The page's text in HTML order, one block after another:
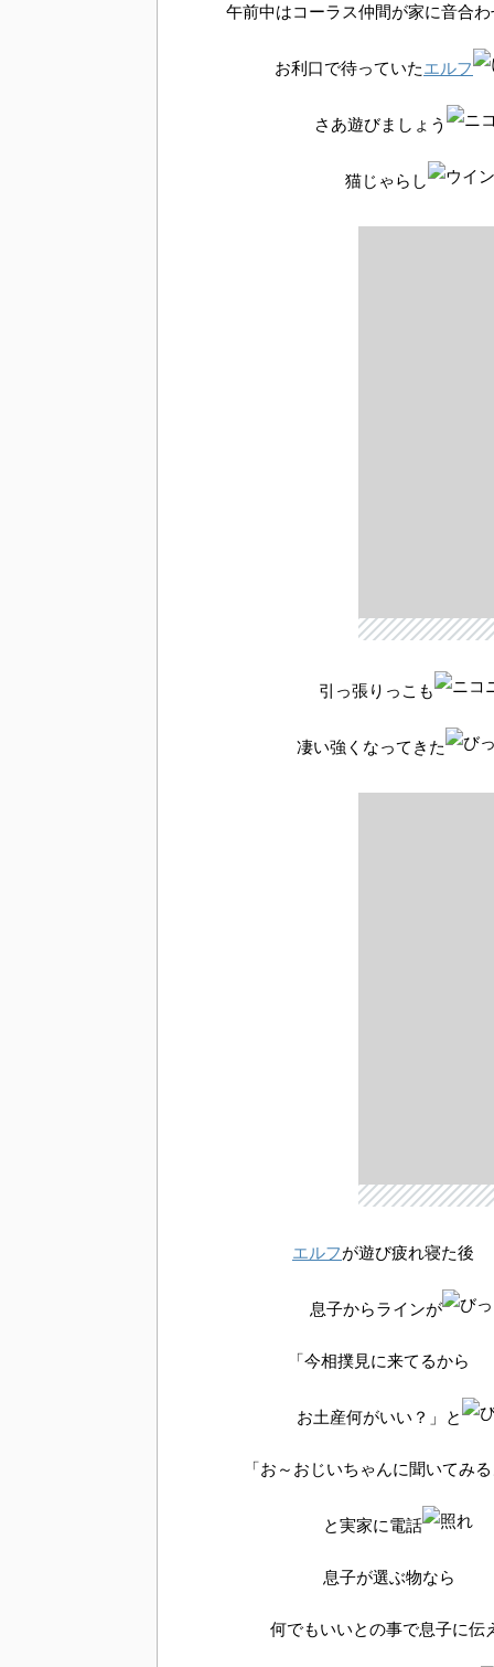
午前中はコーラス仲間が家に音合
お利口で待っていたエルフ
さあ遊びましょう
猫じゃらし
引っ張りっこも
凄い強くなってきた
エルフが遊び疲れ寝た後
息子からラインが
「今相撲見に来てるから
お土産何がいい？」と
「お～おじいちゃんに聞いてみる
と実家に電話
息子が選ぶ物なら
何でもいいとの事で息子に伝